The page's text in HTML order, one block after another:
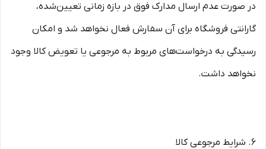
در صورت عدم ارسال مدارک فوق در بازه زمانی تعیین‌شده،
گارانتی فروشگاه برای آن سفارش فعال نخواهد شد و امکان
رسیدگی به درخواست‌های مربوط به مرجوعی یا تعویض کالا وجود
نخواهد داشت.
۶. شرایط مرجوعی کالا